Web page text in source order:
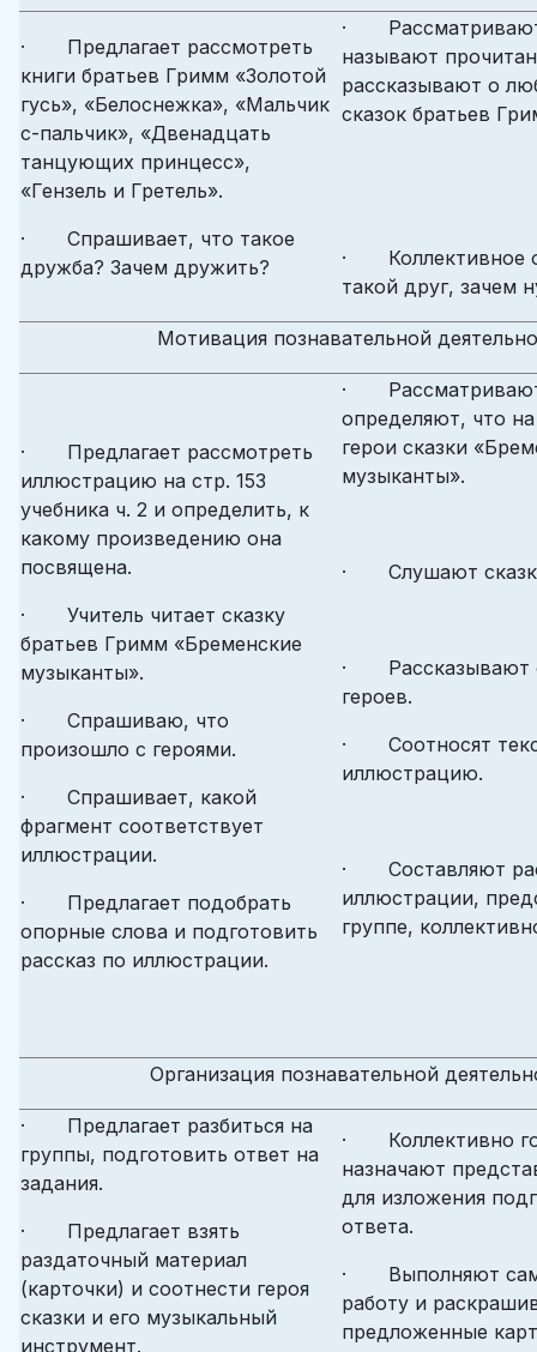
· Предлагает рассмотреть
книги братьев Гримм «Золотой
гусь», «Белоснежка», «Мальчик
с-пальчик», «Двенадцать
танцующих принцесс»,
«Гензель и Гретель».
· Спрашивает, что такое
дружба? Зачем дружить?
· Рассматривают
называют
рассказывают о
сказок братьев
· Коллективное
такой друг, зачем
Мотивация познавательной
· Предлагает рассмотреть
иллюстрацию на стр. 153
учебника ч. 2 и определить, к
какому произведению она
посвящена.
· Учитель читает сказку
братьев Гримм «Бременские
музыканты».
· Спрашиваю, что
произошло с героями.
· Спрашивает, какой
фрагмент соответствует
иллюстрации.
· Предлагает подобрать
опорные слова и подготовить
рассказ по иллюстрации.
·
определяют, что
герои сказки
музыканты».
· Слушают
· Рассказывают
героев.
· Соотносят
иллюстрацию.
· Составляют
иллюстрации,
группе,
Организация познавательной
· Предлагает разбиться на
группы, подготовить ответ на
задания.
· Предлагает взять
раздаточный материал
(карточки) и соотнести героя
сказки и его музыкальный
инструмент.
· Коллективно
назначают
для изложения
ответа.
· Выполняют
работу и
предложенные